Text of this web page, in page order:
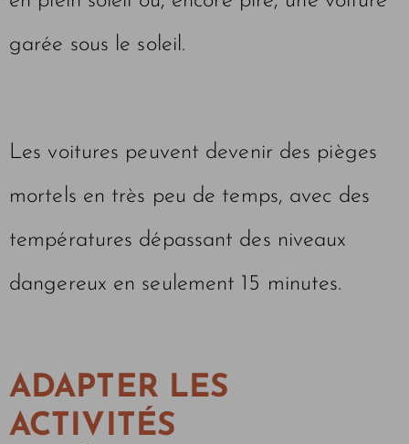
garée sous le soleil.
Les voitures peuvent devenir des pièges
mortels en très peu de temps, avec des
températures dépassant des niveaux
dangereux en seulement 15 minutes.
ADAPTER LES
ACTIVITÉS